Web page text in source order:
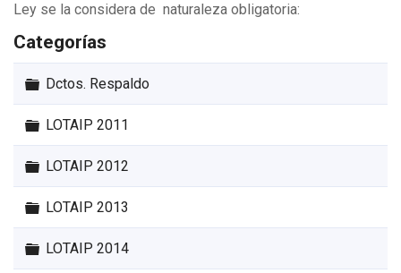
Ley se la considera de naturaleza obligatoria:
Categorías
Carpeta
Dctos. Respaldo
Carpeta
LOTAIP 2011
Carpeta
LOTAIP 2012
Carpeta
LOTAIP 2013
Carpeta
LOTAIP 2014